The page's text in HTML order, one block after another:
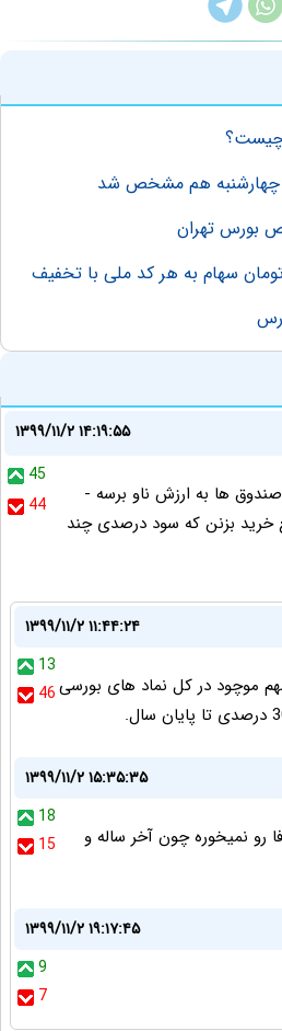
چیست؟
چهارشنبه هم مشخص شد
بورس تهران
۱۳۹۹/۱۱/۲ ۱۴:۱۹:۵۵
45
44
ها به ارزش ناو برسه -
خرید بزنن که سود درصدی چند
۱۳۹۹/۱۱/۲ ۱۱:۴۴:۲۴
13
46موچود در کل نماد های بورسی
۱۳۹۹/۱۱/۲ ۱۵:۳۵:۳۵
18
15
رو نمیخوره چون آخر ساله و
۱۳۹۹/۱۱/۲ ۱۹:۱۷:۴۵
9
7